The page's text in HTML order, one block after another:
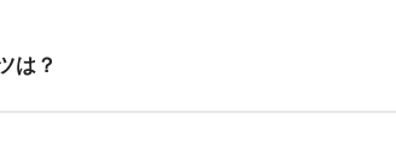
は？